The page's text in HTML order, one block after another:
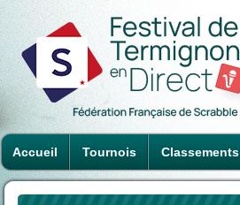
Accueil Tournois Classements